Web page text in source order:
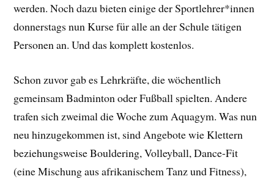
werden. Noch dazu bieten einige der Sportlehrer*innen
donnerstags nun Kurse für alle an der Schule tätigen
Personen an. Und das komplett kostenlos.
Schon zuvor gab es Lehrkräfte, die wöchentlich
gemeinsam Badminton oder Fußball spielten. Andere
trafen sich zweimal die Woche zum Aquagym. Was nun
neu hinzugekommen ist, sind Angebote wie Klettern
beziehungsweise Bouldering, Volleyball, Dance-Fit
(eine Mischung aus afrikanischem Tanz und Fitness),